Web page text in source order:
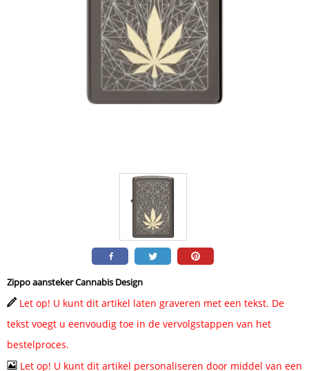
Zippo aansteker Cannabis Design
Let op! U kunt dit artikel laten graveren met een tekst. De
tekst voegt u eenvoudig toe in de vervolgstappen van het
bestelproces.
Let op! U kunt dit artikel personaliseren door middel van een